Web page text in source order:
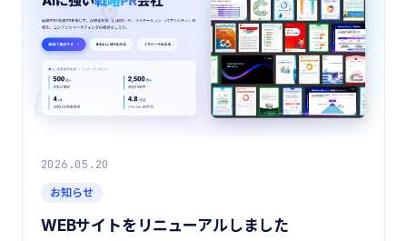
2026.05.20
お知らせ
WEBサイトをリニューアルしました